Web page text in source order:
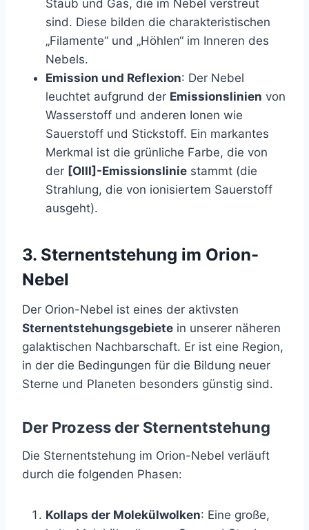
Staub und Gas, die im Nebel verstreut
sind. Diese bilden die charakteristischen
„Filamente“ und „Höhlen“ im Inneren des
Nebels.
Emission und Reflexion: Der Nebel
leuchtet aufgrund der Emissionslinien von
Wasserstoff und anderen Ionen wie
Sauerstoff und Stickstoff. Ein markantes
Merkmal ist die grünliche Farbe, die von
der [OIII]-Emissionslinie stammt (die
Strahlung, die von ionisiertem Sauerstoff
ausgeht).
3. Sternentstehung im Orion-
Nebel
Der Orion-Nebel ist eines der aktivsten
Sternentstehungsgebiete in unserer näheren
galaktischen Nachbarschaft. Er ist eine Region,
in der die Bedingungen für die Bildung neuer
Sterne und Planeten besonders günstig sind.
Der Prozess der Sternentstehung
Die Sternentstehung im Orion-Nebel verläuft
durch die folgenden Phasen:
Kollaps der Molekülwolken: Eine große,